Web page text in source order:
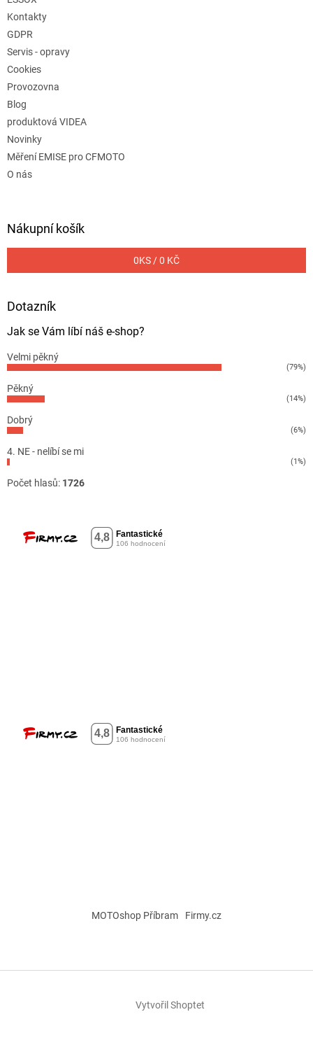
Kontakty
GDPR
Servis - opravy
Cookies
Provozovna
Blog
produktová VIDEA
Novinky
Měření EMISE pro CFMOTO
O nás
Nákupní košík
0KS /0 KČ
Dotazník
Jak se Vám líbí náš e-shop?
Velmi pěkný
(79%)
Pěkný
(14%)
Dobrý
(6%)
4. NE - nelíbí se mi
(1%)
Počet hlasů: 1726
MOTOshop Příbram Firmy.cz
Vytvořil Shoptet